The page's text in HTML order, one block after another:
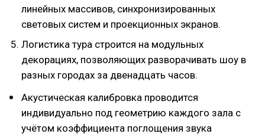
линейных массивов, синхронизированных
световых систем и проекционных экранов.
Логистика тура строится на модульных
декорациях, позволяющих разворачивать шоу в
разных городах за двенадцать часов.
Акустическая калибровка проводится
индивидуально под геометрию каждого зала с
учётом коэффициента поглощения звука